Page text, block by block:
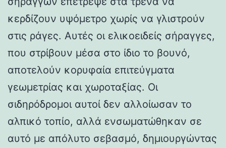
κερδίζουν υψόμετρο χωρίς να γλιστρούν
στις ράγες. Αυτές οι ελικοειδείς σήραγγες,
που στρίβουν μέσα στο ίδιο το βουνό,
αποτελούν κορυφαία επιτεύγματα
γεωμετρίας και χωροταξίας. Οι
σιδηρόδρομοι αυτοί δεν αλλοίωσαν το
αλπικό τοπίο, αλλά ενσωματώθηκαν σε
αυτό με απόλυτο σεβασμό, δημιουργώντας